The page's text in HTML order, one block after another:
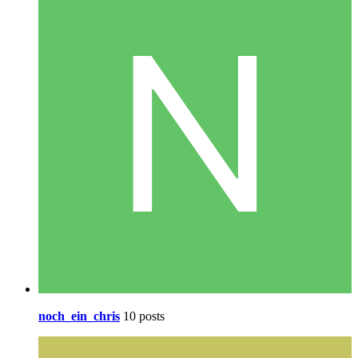
noch_ein_chris 10 posts